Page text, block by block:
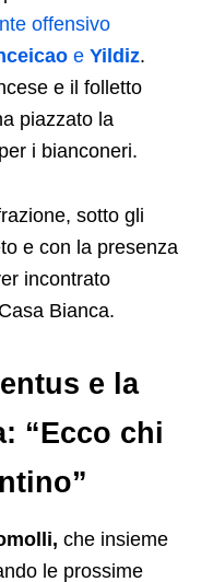
offensivo
e Yildiz.
e il folletto
piazzato la
i bianconeri.
sotto gli
e con la presenza
incontrato
Bianca.
e la
“Ecco chi
che insieme
le prossime